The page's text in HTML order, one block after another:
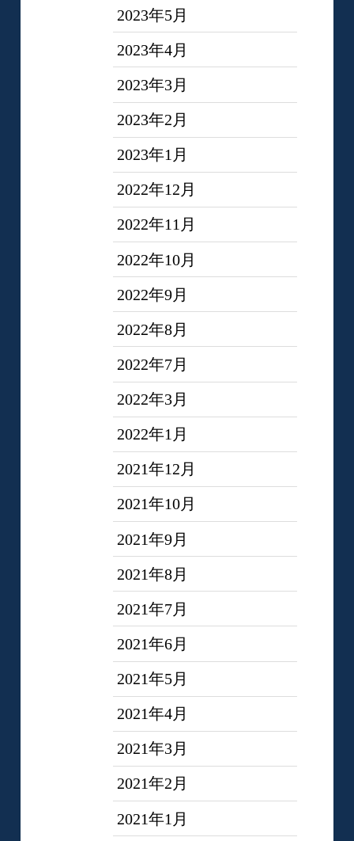
2023年5月
2023年4月
2023年3月
2023年2月
2023年1月
2022年12月
2022年11月
2022年10月
2022年9月
2022年8月
2022年7月
2022年3月
2022年1月
2021年12月
2021年10月
2021年9月
2021年8月
2021年7月
2021年6月
2021年5月
2021年4月
2021年3月
2021年2月
2021年1月